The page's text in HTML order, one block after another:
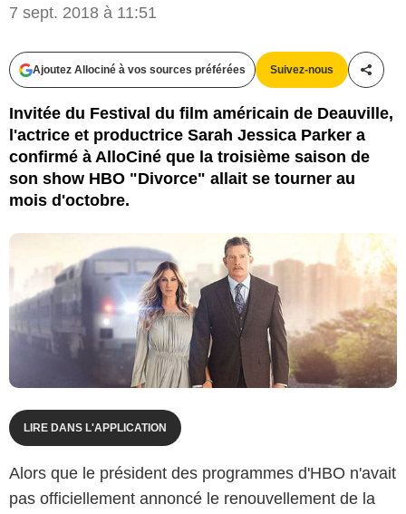
7 sept. 2018 à 11:51
Ajoutez Allociné à vos sources préférées Suivez-nous
Invitée du Festival du film américain de Deauville,
l'actrice et productrice Sarah Jessica Parker a
confirmé à AlloCiné que la troisième saison de
son show HBO "Divorce" allait se tourner au
mois d'octobre.
HBO
LIRE DANS L'APPLICATION
Alors que le président des programmes d'HBO n'avait
pas officiellement annoncé le renouvellement de la